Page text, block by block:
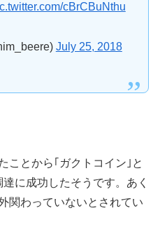
cBrCBuNthu
July 25, 2018
ことから｢ガクトコイン｣と
に成功したそうです。あく
関わっていないとされてい